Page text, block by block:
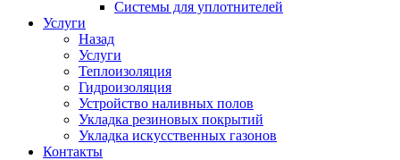
Системы для уплотнителей
Услуги
Назад
Услуги
Теплоизоляция
Гидроизоляция
Устройство наливных полов
Укладка резиновых покрытий
Укладка искусственных газонов
Контакты